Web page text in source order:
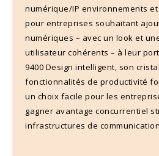
numérique/IP environnements
pour entreprises souhaitant
numériques – avec un look et
utilisateur cohérents – à leur
9400 Design intelligent, son
fonctionnalités de productivité
un choix facile pour les
gagner avantage concurrentiel
infrastructures de